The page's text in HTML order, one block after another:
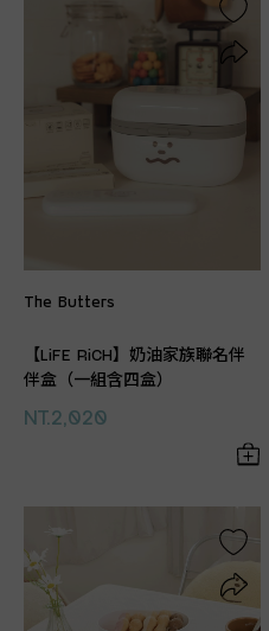
The Butters
【LiFE RiCH】奶油家族聯名伴
伴盒（一組含四盒）
NT.2,020